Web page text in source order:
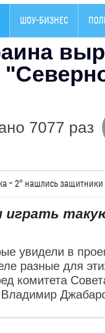
ШОУ-БИЗНЕС
7077 раз
– 2" нашлись
увидели в
разные для
комитета